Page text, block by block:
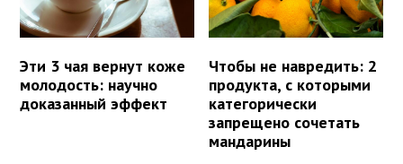
Эти 3 чая вернут коже
молодость: научно
доказанный эффект
Чтобы не навредить: 2
продукта, с которыми
категорически
запрещено сочетать
мандарины